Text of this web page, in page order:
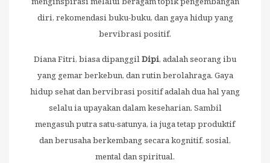
diri, rekomendasi buku-buku, dan gaya hidup yang
bervibrasi positif.
Diana Fitri, biasa dipanggilDipi, adalah seorang ibu
yang gemar berkebun, dan rutin berolahraga. Gaya
hidup sehat dan bervibrasi positif adalah dua hal yang
selalu ia upayakan dalam keseharian. Sambil
mengasuh putra satu-satunya, ia juga tetap produktif
dan berusaha berkembang secara kognitif, sosial,
mental dan spiritual.